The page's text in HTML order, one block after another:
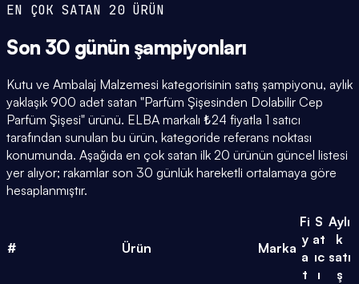
EN ÇOK SATAN 20 ÜRÜN
Son 30 günün şampiyonları
Kutu ve Ambalaj Malzemesi kategorisinin satış şampiyonu, aylık
yaklaşık 900 adet satan "Parfüm Şişesinden Dolabilir Cep
Parfüm Şişesi" ürünü. ELBA markalı ₺24 fiyatla 1 satıcı
tarafından sunulan bu ürün, kategoride referans noktası
konumunda. Aşağıda en çok satan ilk 20 ürünün güncel listesi
yer alıyor; rakamlar son 30 günlük hareketli ortalamaya göre
hesaplanmıştır.
# Ürün Marka
Fi
y
a
t
S
at
ıc
ı
Aylı
k
satı
ş